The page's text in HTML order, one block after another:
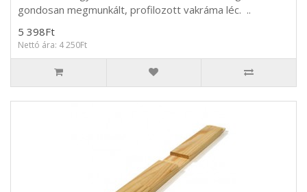
gondosan megmunkált, profilozott vakráma léc. ..
5 398Ft
Nettó ára: 4 250Ft